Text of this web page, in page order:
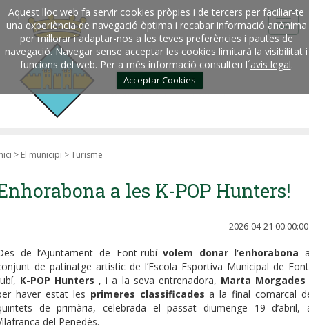
Aquest lloc web fa servir cookies pròpies i de tercers per faciliar-te
una experiència de navegació òptima i recabar informació anònima
per millorar i adaptar-nos a les teves preferències i pautes de
navegació. Navegar sense acceptar les cookies limitarà la visibilitat i
funcions del web. Per a més informació consulteu l´avis legal.
Acceptar Cookies
> El municipi >Turisme
a les K-POP Hunters!
2026-04-21 00:00:00
de l’Ajuntament de Font-rubívolem donar l’enhorabona
de patinatge artístic de l’Escola Esportiva Municipal de
K-POP Hunters , i a la seva entrenadora, Marta Morgades
haver estat les primeres classificades a la final comarcal
de primària, celebrada el passat diumenge 19 d’abril,
del Penedès.